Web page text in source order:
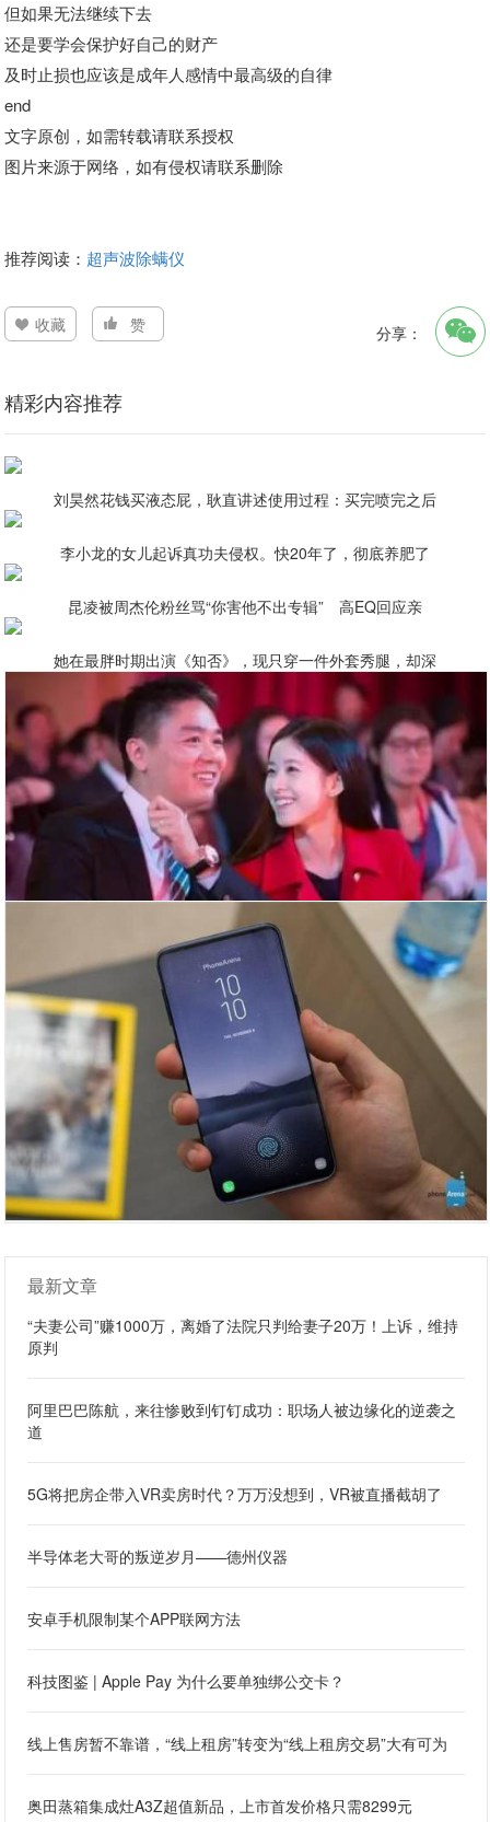
但如果无法继续下去
还是要学会保护好自己的财产
及时止损也应该是成年人感情中最高级的自律
end
文字原创，如需转载请联系授权
图片来源于网络，如有侵权请联系删除
推荐阅读： 超声波除螨仪
收藏 赞 分享：
精彩内容推荐
刘昊然花钱买液态屁，耿直讲述使用过程：买完喷完之后
李小龙的女儿起诉真功夫侵权。快20年了，彻底养肥了
昆凌被周杰伦粉丝骂“你害他不出专辑” 高EQ回应亲
她在最胖时期出演《知否》，现只穿一件外套秀腿，却深
最新文章
“夫妻公司”赚1000万，离婚了法院只判给妻子20万！上诉，维持
原判
阿里巴巴陈航，来往惨败到钉钉成功：职场人被边缘化的逆袭之
道
5G将把房企带入VR卖房时代？万万没想到，VR被直播截胡了
半导体老大哥的叛逆岁月——德州仪器
安卓手机限制某个APP联网方法
科技图鉴 | Apple Pay 为什么要单独绑公交卡？
线上售房暂不靠谱，“线上租房”转变为“线上租房交易”大有可为
奥田蒸箱集成灶A3Z超值新品，上市首发价格只需8299元